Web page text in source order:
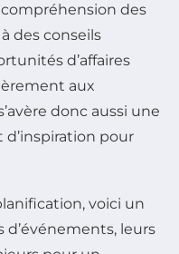
des
des conseils
d’affaires
aux
donc aussi une
pour
voici un
leurs